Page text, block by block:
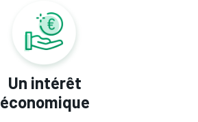
Un intérêt
économique